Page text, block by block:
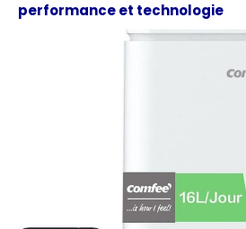
performance et technologie